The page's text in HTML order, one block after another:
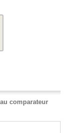
comparateur